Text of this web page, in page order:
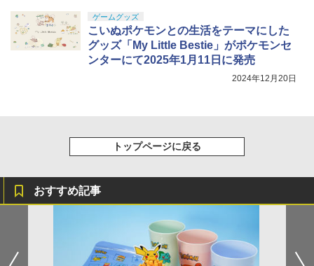
ゲームグッズ
こいぬポケモンとの生活をテーマにした
グッズ「My Little Bestie」がポケモンセ
ンターにて2025年1月11日に発売
2024年12月20日
トップページに戻る
おすすめ記事